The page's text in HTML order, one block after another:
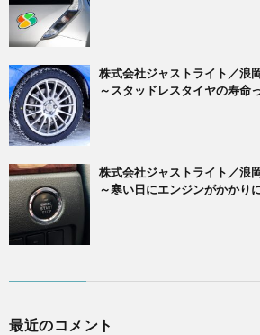
株式会社ジャストライト／浪
～スタッドレスタイヤの寿命
株式会社ジャストライト／浪
～寒い日にエンジンがかか
最近のコメント